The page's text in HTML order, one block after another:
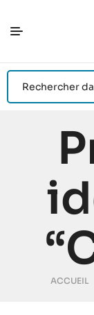
ACCUEIL